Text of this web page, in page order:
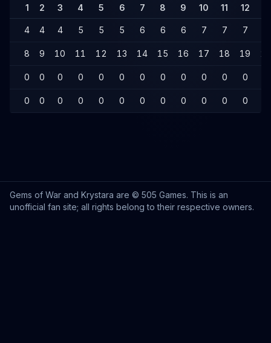
1 2 3 4 5 6 7 8 9 10 11 12
4 4 4 5 5 5 6 6 6 7 7 7
8 9 10 11 12 13 14 15 16 17 18 19 20
0 0 0 0 0 0 0 0 0 0 0 0
0 0 0 0 0 0 0 0 0 0 0 0
Gems of War and Krystara are © 505 Games. This is an
unofficial fan site; all rights belong to their respective owners.